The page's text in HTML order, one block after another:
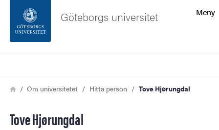
Sidfoten
Meny
Göteborgs universitet
Länkstig
HemOm universitetet Hitta person Tove Hjørungdal
Tove Hjørungdal